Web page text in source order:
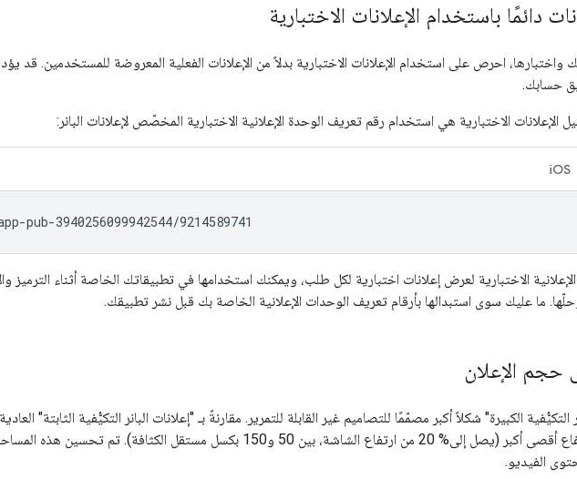
دائمًا باستخدام الإعلانات الاختبارية
واختبارها، احرص على استخدام الإعلانات الاختبارية بدلاً من الإعلانات الفعلية المعروضة للمستخدمين. قد
حسابك.
الاختبارية هي استخدام رقم تعريف الوحدة الإعلانية الاختبارية المخصّص لإعلانات البانر:
iOS
الاختبارية لعرض إعلانات اختبارية لكل طلب، ويمكنك استخدامها في تطبيقاتك الخاصة أثناء الترميز
ما عليك سوى استبدالها بأرقام تعريف الوحدات الإعلانية الخاصة بك قبل نشر تطبيقك.
الإعلان
التكيُّفية الكبيرة" شكلاً أكبر مصمّمًا للتصاميم غير القابلة للتمرير. مقارنةً بـ "إعلانات البانر التكيُّفية الثابتة"
هذه الإعلانات بارتفاع أقصى أكبر (يصل إلى% 20 من ارتفاع الشاشة، بين 50 و150 بكسل مستقل الكثافة). تم تحسين هذه
الفيديو.